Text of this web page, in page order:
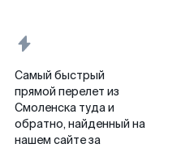
Самый быстрый
прямой перелет из
Смоленска туда и
обратно, найденный на
нашем сайте за